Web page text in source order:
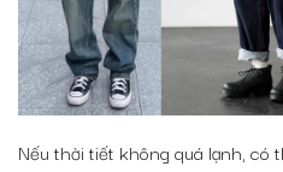
Nếu thời tiết không quá lạnh, có